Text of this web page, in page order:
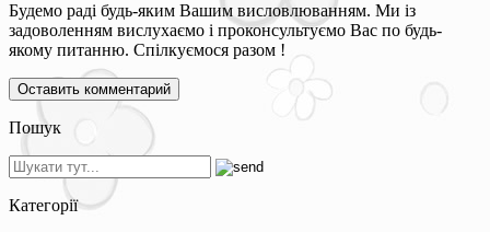
Будемо раді будь-яким Вашим висловлюванням. Ми із
задоволенням вислухаємо і проконсультуємо Вас по будь-
якому питанню. Спілкуємося разом !
Пошук
Категорії